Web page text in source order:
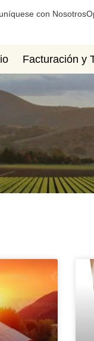
con Nosotros
Facturación y